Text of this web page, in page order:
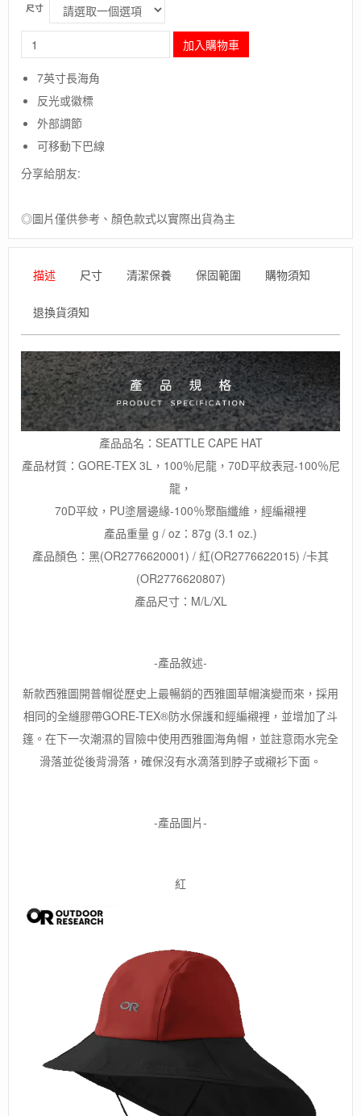
尺寸
毛
美
國
【Outdoor
Research】
SEATTLE
CAPE
HAT/
TEX
水
加入購物車
7英寸長海角
反光或徽標
外部調節
可移動下巴線
分享給朋友:
◎圖片僅供參考、顏色款式以實際出貨為主
描述 尺寸 清潔保養 保固範圍 購物須知
退換貨須知
產品品名：SEATTLE CAPE HAT
產品材質：GORE-TEX 3L，100％尼龍，70D平紋表冠-100％尼
龍，
70D平紋，PU塗層邊緣-100％聚酯纖維，經編襯裡
產品重量 g / oz：87g (3.1 oz.)
產品顏色：黑(OR2776620001) / 紅(OR2776622015) /卡其
(OR2776620807)
產品尺寸：M/L/XL
-產品敘述-
新款西雅圖開普帽從歷史上最暢銷的西雅圖草帽演變而來，採用
相同的全縫膠帶GORE-TEX®防水保護和經編襯裡，並增加了斗
篷。在下一次潮濕的冒險中使用西雅圖海角帽，並註意雨水完全
滑落並從後背滑落，確保沒有水滴落到脖子或襯衫下面。
-產品圖片-
紅